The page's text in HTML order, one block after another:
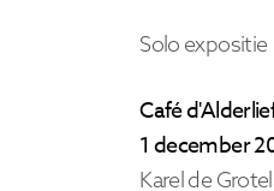
Solo expositie
Café
1 december
Karel de